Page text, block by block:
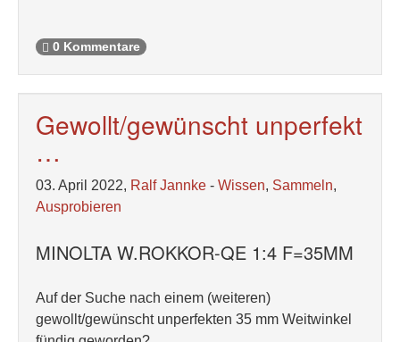
0 Kommentare
Gewollt/gewünscht unperfekt
…
03. April 2022, Ralf Jannke - Wissen, Sammeln,
Ausprobieren
MINOLTA W.ROKKOR-QE 1:4 F=35MM
Auf der Suche nach einem (weiteren)
gewollt/gewünscht unperfekten 35 mm Weitwinkel